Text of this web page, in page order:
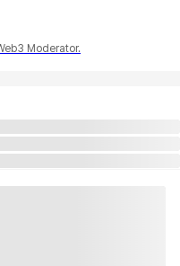
Moderator.